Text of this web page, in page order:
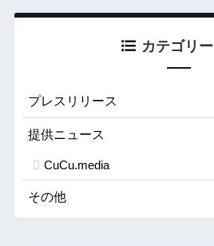
カテゴリー
プレスリリース
提供ニュース
CuCu.media
その他